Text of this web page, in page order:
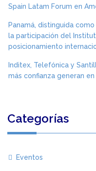
Spain Latam Forum en
Panamá, distinguida
la participación del
posicionamiento
Inditex, Telefónica y
más confianza generan en
Categorías
Eventos